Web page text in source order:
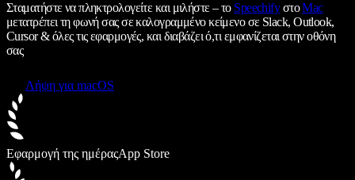
Σταματήστε να πληκτρολογείτε και μιλήστε – το SpeechifyστοMac
μετατρέπει τη φωνή σας σε καλογραμμένο κείμενο σε Slack, Outlook,
Cursor & όλες τις εφαρμογές, και διαβάζει ό,τι εμφανίζεται στην οθόνη
σας
Λήψη για macOS
Εφαρμογή της ημέραςApp Store